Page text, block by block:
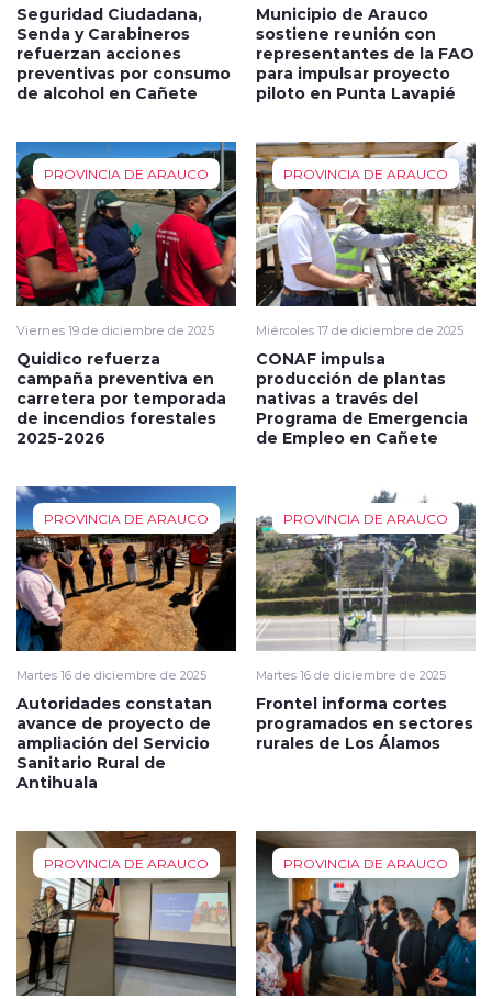
Seguridad Ciudadana,
Senda y Carabineros
refuerzan acciones
preventivas por consumo
de alcohol en Cañete
Municipio de Arauco
sostiene reunión con
representantes de la FAO
para impulsar proyecto
piloto en Punta Lavapié
PROVINCIA DE ARAUCO
Viernes 19 de diciembre de 2025
Quidico refuerza
campaña preventiva en
carretera por temporada
de incendios forestales
2025-2026
PROVINCIA DE ARAUCO
Miércoles 17 de diciembre de 2025
CONAF impulsa
producción de plantas
nativas a través del
Programa de Emergencia
de Empleo en Cañete
PROVINCIA DE ARAUCO
Martes 16 de diciembre de 2025
Autoridades constatan
avance de proyecto de
ampliación del Servicio
Sanitario Rural de
Antihuala
PROVINCIA DE ARAUCO
Martes 16 de diciembre de 2025
Frontel informa cortes
programados en sectores
rurales de Los Álamos
PROVINCIA DE ARAUCO PROVINCIA DE ARAUCO